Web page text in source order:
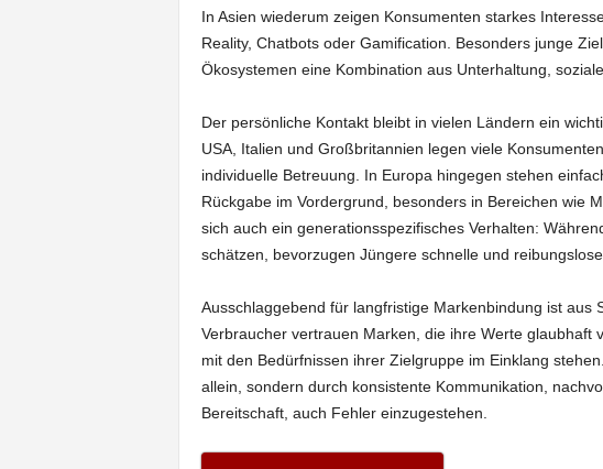
In Asien wiederum zeigen Konsumenten starkes
Reality, Chatbots oder Gamification. Besonders junge
Ökosystemen eine Kombination aus Unterhaltung,
Der persönliche Kontakt bleibt in vielen Ländern ein
USA, Italien und Großbritannien legen viele
individuelle Betreuung. In Europa hingegen stehen
Rückgabe im Vordergrund, besonders in Bereichen wie
sich auch ein generationsspezifisches Verhalten:
schätzen, bevorzugen Jüngere schnelle und reibungslose
Ausschlaggebend für langfristige Markenbindung ist aus
Verbraucher vertrauen Marken, die ihre Werte glaubhaft
mit den Bedürfnissen ihrer Zielgruppe im Einklang
allein, sondern durch konsistente Kommunikation,
Bereitschaft, auch Fehler einzugestehen.